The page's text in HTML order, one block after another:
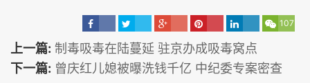
107
上一篇: 制毒吸毒在陆蔓延 驻京办成吸毒窝点
下一篇: 曾庆红儿媳被曝洗钱千亿 中纪委专案密查